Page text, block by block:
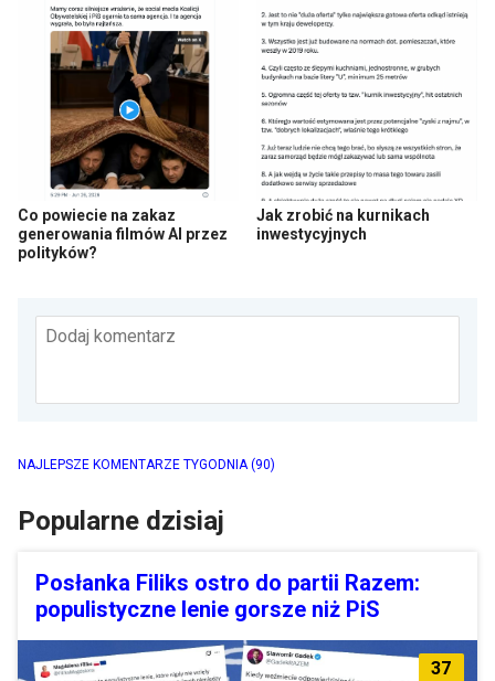
Co powiecie na zakaz
generowania filmów AI przez
polityków?
Jak zrobić na kurnikach
inwestycyjnych
Dodaj komentarz
NAJLEPSZE KOMENTARZE TYGODNIA(90)
Popularne dzisiaj
Posłanka Filiks ostro do partii Razem:
populistyczne lenie gorsze niż PiS
37